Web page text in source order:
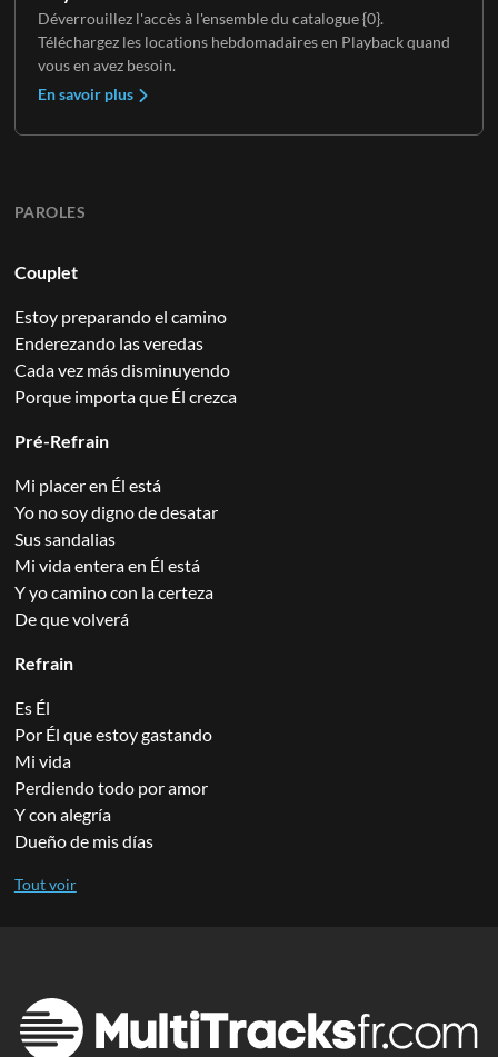
Déverrouillez l'accès à l'ensemble du catalogue {0}.
Téléchargez les locations hebdomadaires en Playback quand
vous en avez besoin.
En savoir plus
PAROLES
Couplet
Estoy preparando el camino
Enderezando las veredas
Cada vez más disminuyendo
Porque importa que Él crezca
Pré-Refrain
Mi placer en Él está
Yo no soy digno de desatar
Sus sandalias
Mi vida entera en Él está
Y yo camino con la certeza
De que volverá
Refrain
Es Él
Por Él que estoy gastando
Mi vida
Perdiendo todo por amor
Y con alegría
Dueño de mis días